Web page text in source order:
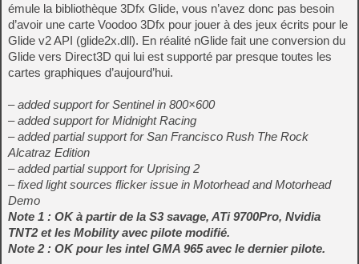
émule la bibliothèque 3Dfx Glide, vous n’avez donc pas besoin
d’avoir une carte Voodoo 3Dfx pour jouer à des jeux écrits pour le
Glide v2 API (glide2x.dll). En réalité nGlide fait une conversion du
Glide vers Direct3D qui lui est supporté par presque toutes les
cartes graphiques d’aujourd’hui.
– added support for Sentinel in 800×600
– added support for Midnight Racing
– added partial support for San Francisco Rush The Rock
Alcatraz Edition
– added partial support for Uprising 2
– fixed light sources flicker issue in Motorhead and Motorhead
Demo
Note 1 : OK à partir de la S3 savage, ATi 9700Pro, Nvidia
TNT2 et les Mobility avec pilote modifié.
Note 2 : OK pour les intel GMA 965 avec le dernier pilote.